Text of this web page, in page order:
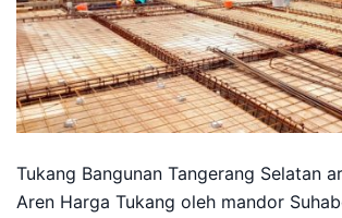
Tukang Bangunan Tangerang Selatan
Aren Harga Tukang oleh mandor